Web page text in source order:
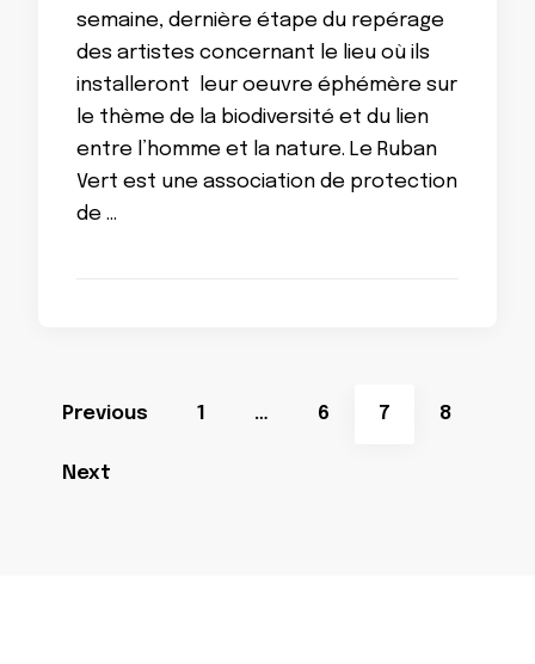
semaine, dernière étape du repérage
des artistes concernant le lieu où ils
installeront leur oeuvre éphémère sur
le thème de la biodiversité et du lien
entre l’homme et la nature. Le Ruban
Vert est une association de protection
de …
Pagination
des
publications
Previous Page
1 … Page
6 Page
7 8
Next